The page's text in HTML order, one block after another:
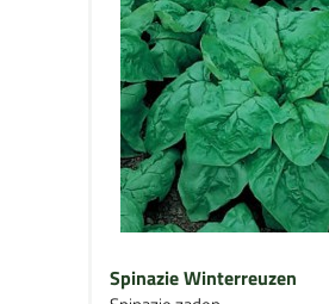
Spinazie Winterreuzen